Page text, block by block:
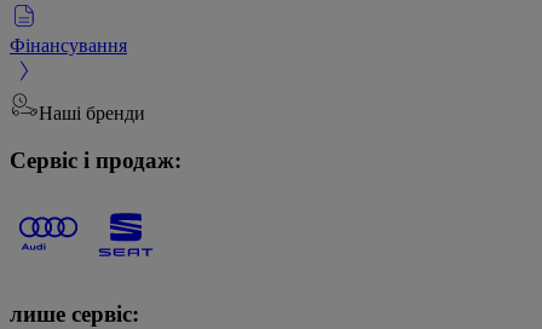
Фінансування
Наші бренди
Сервіс і продаж:
лише сервіс: